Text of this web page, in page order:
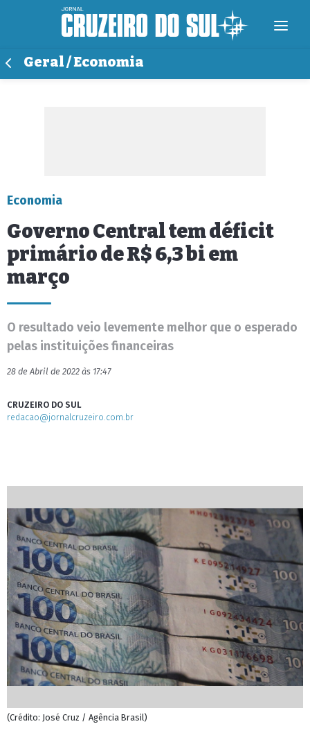
Geral / Economia
Economia
Governo Central tem déficit
primário de R$ 6,3 bi em
março
O resultado veio levemente melhor que o esperado
pelas instituições financeiras
28 de Abril de 2022 às 17:47
CRUZEIRO DO SUL
redacao@jornalcruzeiro.com.br
(Crédito: José Cruz / Agência Brasil)